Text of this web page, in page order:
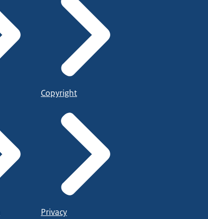
Copyright
Privacy